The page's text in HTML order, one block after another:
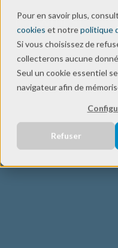
Pour en savoir plus,
cookies et notrepolitique
Si vous choisissez de
collecterons aucune
Seul un cookie essentiel
navigateur afin de
Refuser